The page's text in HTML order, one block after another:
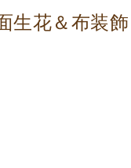
生花＆布装飾